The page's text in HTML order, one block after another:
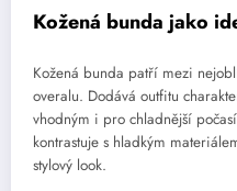
Kožená bunda jako
Kožená bunda patří mezi
overalu. Dodává outfitu
vhodným i pro chladnější
kontrastuje s hladkým
stylový look.